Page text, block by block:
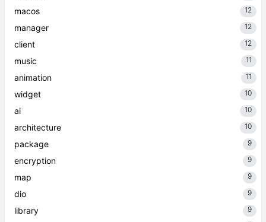
macos 12
manager 12
client 12
music 11
animation 11
widget 10
ai 10
architecture 10
package 9
encryption 9
map 9
dio 9
library 9